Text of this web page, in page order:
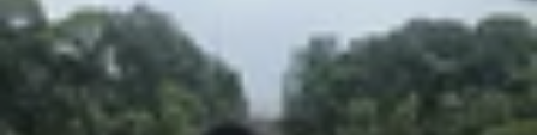
hàng - Sự kiện
Đánh giá hiệu năng Galaxy Z Fold 7:
Mỏng nhẹ nhưng vẫn mạnh mẽ!